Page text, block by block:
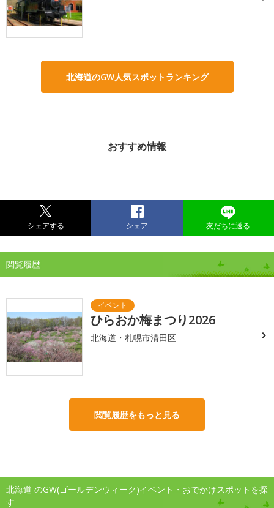
北海道のGW人気スポットランキング
おすすめ情報
シェアする シェア 友だちに送る
閲覧履歴
ひらおか梅まつり2026
北海道・札幌市清田区
閲覧履歴をもっと見る
北海道 のGW(ゴールデンウィーク)イベント・おでかけスポットを探
す